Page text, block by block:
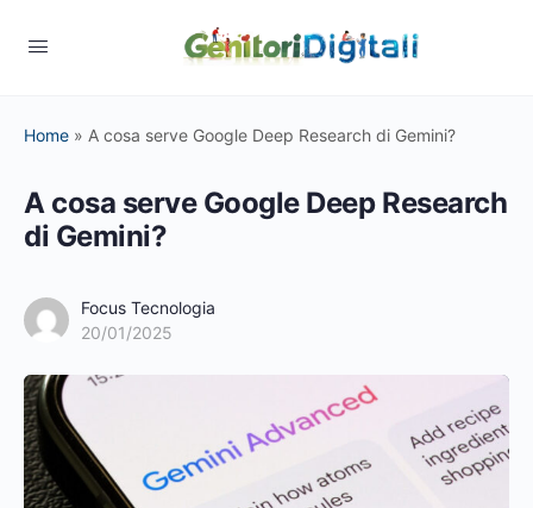
Home » A cosa serve Google Deep Research di Gemini?
A cosa serve Google Deep Research
di Gemini?
Focus Tecnologia
20/01/2025